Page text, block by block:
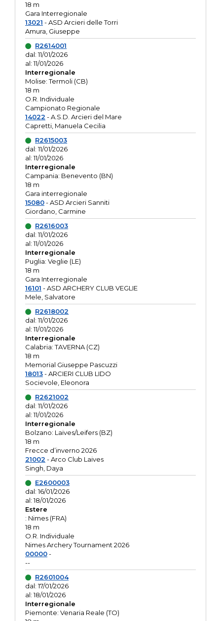
18 m
Gara Interregionale
13021 - ASD Arcieri delle Torri
Amura, Giuseppe
R2614001
dal: 11/01/2026
al: 11/01/2026
Interregionale
Molise: Termoli (CB)
18 m
O.R. Individuale
Campionato Regionale
14022 - A.S.D. Arcieri del Mare
Capretti, Manuela Cecilia
R2615003
dal: 11/01/2026
al: 11/01/2026
Interregionale
Campania: Benevento (BN)
18 m
Gara interregionale
15080- ASD Arcieri Sanniti
Giordano, Carmine
R2616003
dal: 11/01/2026
al: 11/01/2026
Interregionale
Puglia: Veglie (LE)
18 m
Gara Interregionale
16101 - ASD ARCHERY CLUB VEGLIE
Mele, Salvatore
R2618002
dal: 11/01/2026
al: 11/01/2026
Interregionale
Calabria: TAVERNA (CZ)
18 m
Memorial Giuseppe Pascuzzi
18013- ARCIERI CLUB LIDO
Socievole, Eleonora
R2621002
dal: 11/01/2026
al: 11/01/2026
Interregionale
Bolzano: Laives/Leifers (BZ)
18 m
Frecce d’inverno 2026
21002 - Arco Club Laives
Singh, Daya
E2600003
dal: 16/01/2026
al: 18/01/2026
Estere
: Nimes (FRA)
18 m
O.R. Individuale
Nimes Archery Tournament 2026
00000-
--
R2601004
dal: 17/01/2026
al: 18/01/2026
Interregionale
Piemonte: Venaria Reale (TO)